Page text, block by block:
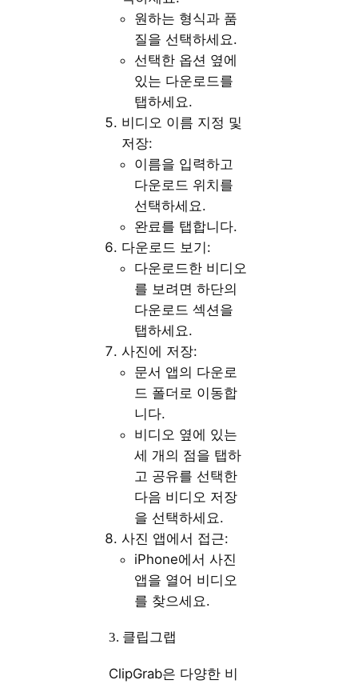
원하는 형식과 품
질을 선택하세요.
선택한 옵션 옆에
있는 다운로드를
탭하세요.
비디오 이름 지정 및
저장:
이름을 입력하고
다운로드 위치를
선택하세요.
완료를 탭합니다.
다운로드 보기:
다운로드한 비디오
를 보려면 하단의
다운로드 섹션을
탭하세요.
사진에 저장:
문서 앱의 다운로
드 폴더로 이동합
니다.
비디오 옆에 있는
세 개의 점을 탭하
고 공유를 선택한
다음 비디오 저장
을 선택하세요.
사진 앱에서 접근:
iPhone에서 사진
앱을 열어 비디오
를 찾으세요.
3. 클립그랩
ClipGrab은 다양한 비